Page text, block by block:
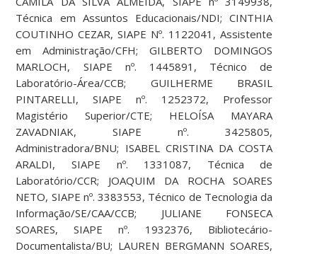
Técnica em Assuntos Educacionais/NDI; CINTHIA
COUTINHO CEZAR, SIAPE Nº. 1122041, Assistente
em Administração/CFH; GILBERTO DOMINGOS
MARLOCH, SIAPE nº. 1445891, Técnico de
Laboratório-Área/CCB; GUILHERME BRASIL
PINTARELLI, SIAPE nº. 1252372, Professor
Magistério Superior/CTE; HELOÍSA MAYARA
ZAVADNIAK, SIAPE nº. 3425805,
Administradora/BNU; ISABEL CRISTINA DA COSTA
ARALDI, SIAPE nº. 1331087, Técnica de
Laboratório/CCR; JOAQUIM DA ROCHA SOARES
NETO, SIAPE nº. 3383553, Técnico de Tecnologia da
Informação/SE/CAA/CCB; JULIANE FONSECA
SOARES, SIAPE nº. 1932376, Bibliotecário-
Documentalista/BU; LAUREN BERGMANN SOARES,